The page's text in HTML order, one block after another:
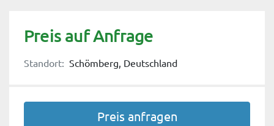
Preis auf Anfrage
Standort: Schömberg, Deutschland
Preis anfragen